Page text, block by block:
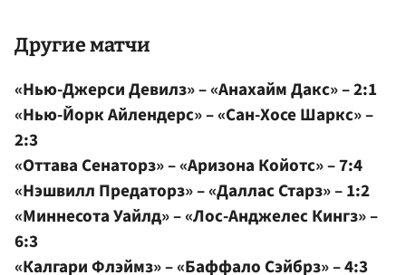
Другие матчи
«Нью-Джерси Девилз» – «Анахайм Дакс» – 2:1
«Нью-Йорк Айлендерс» – «Сан-Хосе Шаркс» –
2:3
«Оттава Сенаторз» – «Аризона Койотс» – 7:4
«Нэшвилл Предаторз» – «Даллас Старз» – 1:2
«Миннесота Уайлд» – «Лос-Анджелес Кингз» –
6:3
«Калгари Флэймз» – «Баффало Сэйбрз» – 4:3